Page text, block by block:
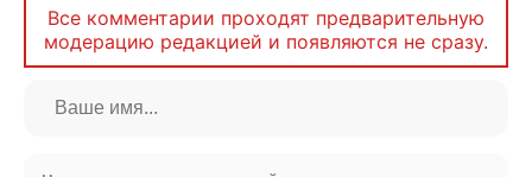
Все комментарии проходят предварительную
модерацию редакцией и появляются не сразу.